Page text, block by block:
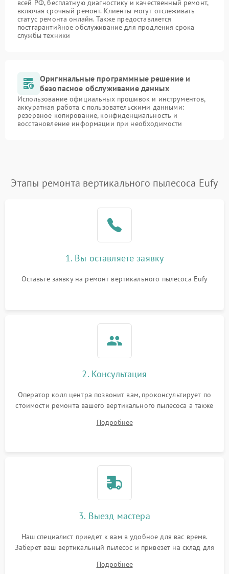
всей РФ, бесплатную диагностику и качественный ремонт,
включая срочный ремонт. Клиенты могут отслеживать
статус ремонта онлайн. Также предоставляется
постгарантийное обслуживание для продления срока
службы техники
Оригинальные программные решение и
безопасное обслуживание данных
Использование официальных прошивок и инструментов,
аккуратная работа с пользовательскими данными:
резервное копирование, конфиденциальность и
восстановление информации при необходимости
Этапы ремонта вертикального пылесоса Eufy
1. Вы оставляете заявку
Оставьте заявку на ремонт вертикального пылесоса Eufy
2. Консультация
Оператор колл центра позвонит вам, проконсультирует по
стоимости ремонта вашего вертикального пылесоса а также
Подробнее
3. Выезд мастера
Наш специалист приедет к вам в удобное для вас время.
Заберет ваш вертикальный пылесос и привезет на склад для
Подробнее